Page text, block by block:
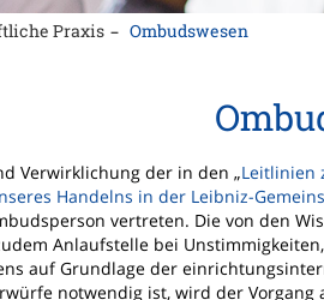
Praxis Ombudswesen
Verwirklichung der in den „Leitlinien
Handelns in der Leibniz-
vertreten. Die von den
Anlaufstelle bei
auf Grundlage der
notwendig ist, wird der